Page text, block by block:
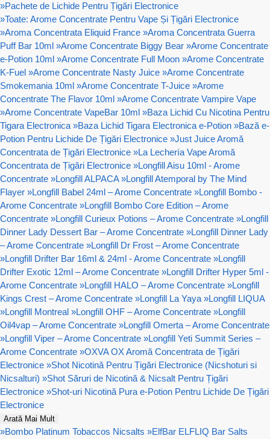
»Pachete de Lichide Pentru Țigări Electronice
»Toate: Arome Concentrate Pentru Vape Și Țigări Electronice
»Aroma Concentrata Eliquid France »Aroma Concentrata Guerra
Puff Bar 10ml »Arome Concentrate Biggy Bear »Arome Concentrate
e-Potion 10ml »Arome Concentrate Full Moon »Arome Concentrate
K-Fuel »Arome Concentrate Nasty Juice »Arome Concentrate
Smokemania 10ml »Arome Concentrate T-Juice »Arome
Concentrate The Flavor 10ml »Arome Concentrate Vampire Vape
»Arome Concentrate VapeBar 10ml »Baza Lichid Cu Nicotina Pentru
Tigara Electronica »Baza Lichid Tigara Electronica e-Potion »Bază e-
Potion Pentru Lichide De Țigări Electronice »Just Juice Aromă
Concentrata de Țigări Electronice »La Lechería Vape Aromă
Concentrata de Țigări Electronice »Longfill Aisu 10ml - Arome
Concentrate »Longfill ALPACA »Longfill Atemporal by The Mind
Flayer »Longfill Babel 24ml – Arome Concentrate »Longfill Bombo -
Arome Concentrate »Longfill Bombo Core Edition – Arome
Concentrate »Longfill Curieux Potions – Arome Concentrate »Longfill
Dinner Lady Dessert Bar – Arome Concentrate »Longfill Dinner Lady
– Arome Concentrate »Longfill Dr Frost – Arome Concentrate
»Longfill Drifter Bar 16ml & 24ml - Arome Concentrate »Longfill
Drifter Exotic 12ml – Arome Concentrate »Longfill Drifter Hyper 5ml -
Arome Concentrate »Longfill HALO – Arome Concentrate »Longfill
Kings Crest – Arome Concentrate »Longfill La Yaya »Longfill LIQUA
»Longfill Montreal »Longfill OHF – Arome Concentrate »Longfill
Oil4vap – Arome Concentrate »Longfill Omerta – Arome Concentrate
»Longfill Viper – Arome Concentrate »Longfill Yeti Summit Series –
Arome Concentrate »OXVA OX Aromă Concentrata de Țigări
Electronice »Shot Nicotină Pentru Țigări Electronice (Nicshoturi si
Nicsalturi) »Shot Săruri de Nicotină & Nicsalt Pentru Țigări
Electronice »Shot-uri Nicotină Pura e-Potion Pentru Lichide De Țigări
Electronice
Arată Mai Mult
»Bombo Platinum Tobaccos Nicsalts »ElfBar ELFLIQ Bar Salts